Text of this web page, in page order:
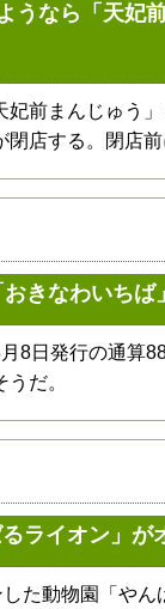
うなら「天妃
前まんじゅう
店する。閉店
きなわいちば」
8日発行の通算
だ。
ライオン」が
た動物園「や